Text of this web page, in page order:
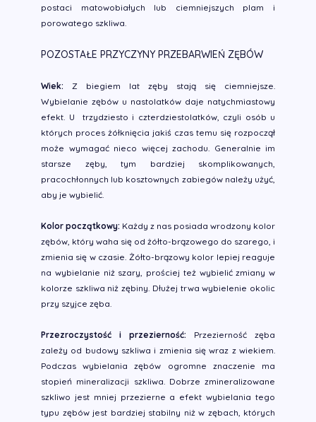
postaci matowobiałych lub ciemniejszych plam i
porowatego szkliwa.
POZOSTAŁE PRZYCZYNY PRZEBARWIEŃ ZĘBÓW
Wiek: Z biegiem lat zęby stają się ciemniejsze.
Wybielanie zębów u nastolatków daje natychmiastowy
efekt. U trzydziesto i czterdziestolatków, czyli osób u
których proces żółknięcia jakiś czas temu się rozpoczął
może wymagać nieco więcej zachodu. Generalnie im
starsze zęby, tym bardziej skomplikowanych,
pracochłonnych lub kosztownych zabiegów należy użyć,
aby je wybielić.
Kolor początkowy: Każdy z nas posiada wrodzony kolor
zębów, który waha się od żółto-brązowego do szarego, i
zmienia się w czasie. Żółto-brązowy kolor lepiej reaguje
na wybielanie niż szary, prościej też wybielić zmiany w
kolorze szkliwa niż zębiny. Dłużej trwa wybielenie okolic
przy szyjce zęba.
Przezroczystość i przezierność: Przezierność zęba
zależy od budowy szkliwa i zmienia się wraz z wiekiem.
Podczas wybielania zębów ogromne znaczenie ma
stopień mineralizacji szkliwa. Dobrze zmineralizowane
szkliwo jest mniej przezierne a efekt wybielania tego
typu zębów jest bardziej stabilny niż w zębach, których